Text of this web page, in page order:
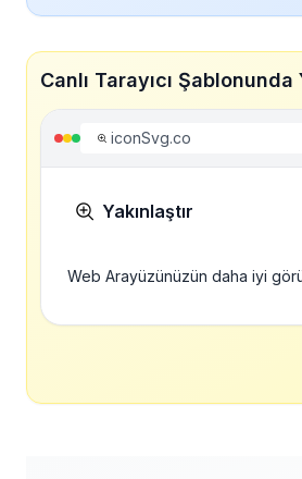
Canlı Tarayıcı
iconSvg.co
Yakınlaştır
Web Arayüzünüzün daha iyi